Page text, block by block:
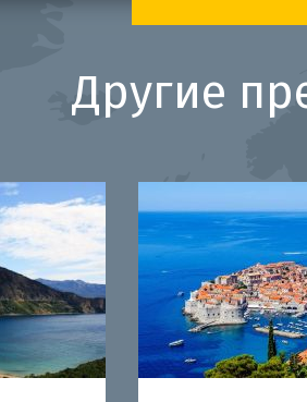
Другие